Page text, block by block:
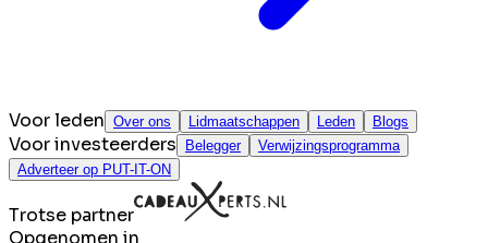
Voor leden Over ons Lidmaatschappen Leden Blogs
Voor investeerders Belegger
Verwijzingsprogramma
Adverteer op PUT-IT-ON
Trotse partner
Opgenomen in